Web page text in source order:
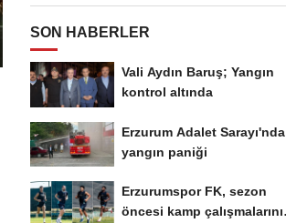
SON HABERLER
Vali Aydın Baruş; Yangın
kontrol altında
Erzurum Adalet Sarayı'nda
yangın paniği
Erzurumspor FK, sezon
öncesi kamp çalışmalarını